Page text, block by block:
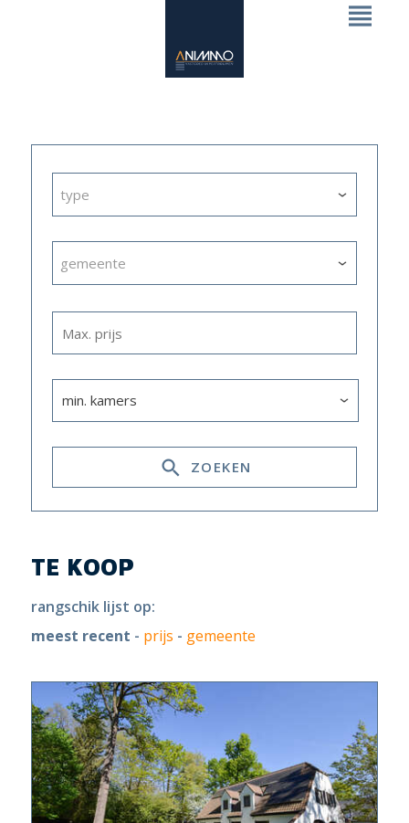
type
gemeente
ZOEKEN
TE KOOP
rangschik lijst op:
meest recent - prijs - gemeente